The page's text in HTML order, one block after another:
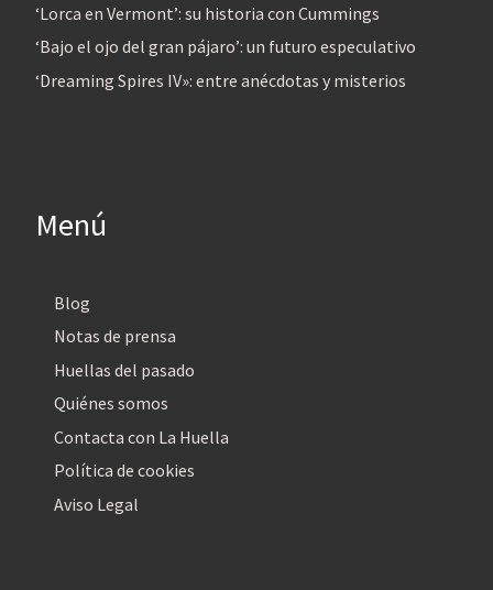
‘Lorca en Vermont’: su historia con Cummings
‘Bajo el ojo del gran pájaro’: un futuro especulativo
‘Dreaming Spires IV»: entre anécdotas y misterios
Menú
Blog
Notas de prensa
Huellas del pasado
Quiénes somos
Contacta con La Huella
Política de cookies
Aviso Legal